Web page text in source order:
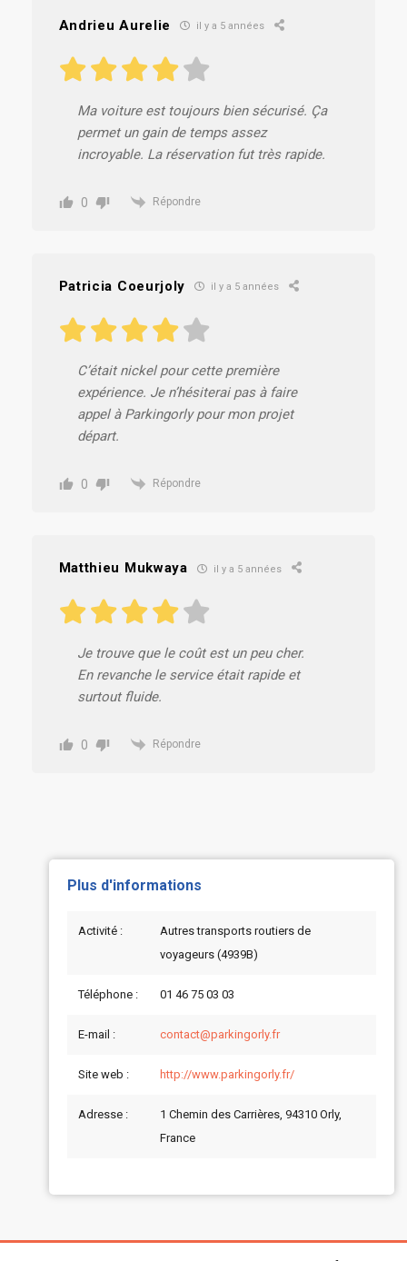
Andrieu Aurelie il y a 5 années
Ma voiture est toujours bien sécurisé. Ça
permet un gain de temps assez
incroyable. La réservation fut très rapide.
0 Répondre
Patricia Coeurjoly il y a 5 années
C’était nickel pour cette première
expérience. Je n’hésiterai pas à faire
appel à Parkingorly pour mon projet
départ.
0 Répondre
Matthieu Mukwaya il y a 5 années
Je trouve que le coût est un peu cher.
En revanche le service était rapide et
surtout fluide.
0 Répondre
Plus d'informations
Activité :
Autres transports routiers de
voyageurs (4939B)
Téléphone : 01 46 75 03 03
E-mail : contact@parkingorly.fr
Site web : http://www.parkingorly.fr/
Adresse :
1 Chemin des Carrières, 94310 Orly,
France